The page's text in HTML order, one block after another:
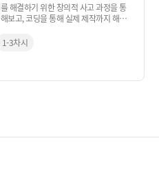
해결하기 위한 창의적 사고 과정을 통
보고, 코딩을 통해 실제 제작까지 해보
1-3차시